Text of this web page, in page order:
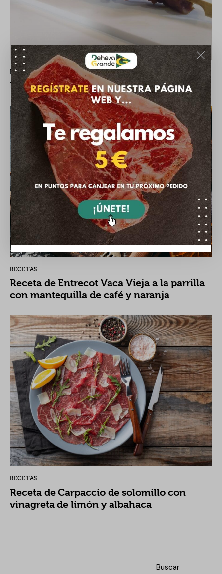
RECETAS
Brochetas de ternera macerada al curry
RECETAS
Receta de Entrecot Vaca Vieja a la parrilla
con mantequilla de café y naranja
RECETAS
Receta de Carpaccio de solomillo con
vinagreta de limón y albahaca
Buscar